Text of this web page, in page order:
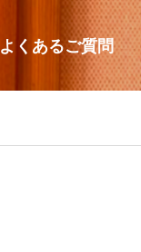
よくあるご質問